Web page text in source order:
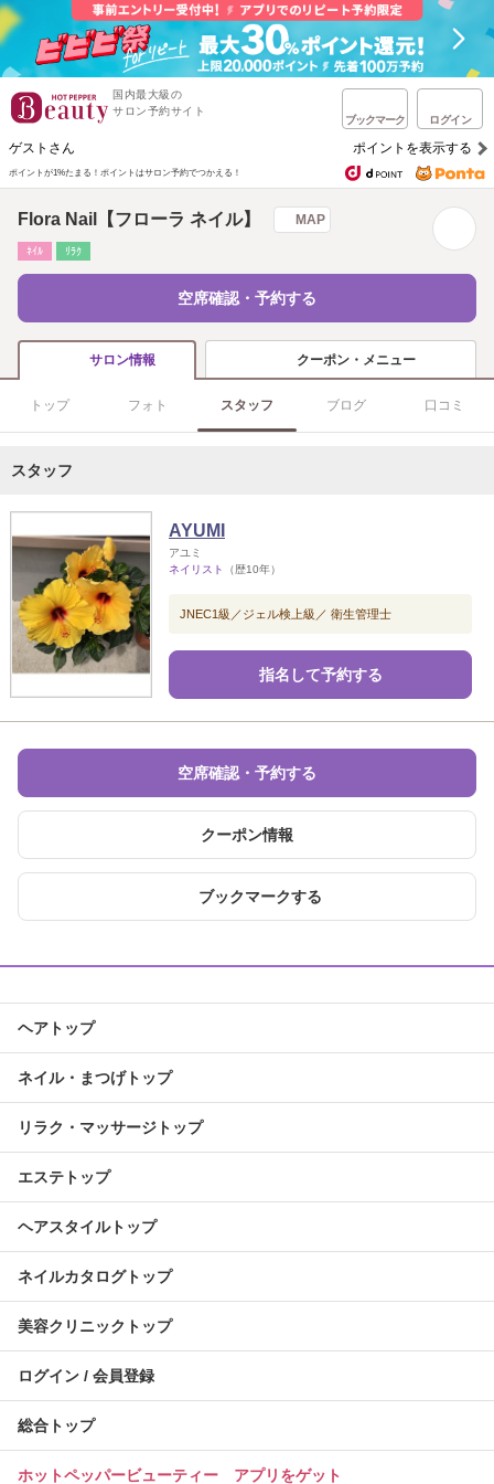
国内最大級の
サロン予約サイト
ブックマーク ログイン
ゲストさん ポイントを表示する
ポイントが1%たまる！ ポイントはサロン予約でつかえる！
Flora Nail【フローラ ネイル】 MAP
ﾈｲﾙ ﾘﾗｸ
空席確認・予約する
サロン情報 クーポン・メニュー
トップ フォト スタッフ ブログ 口コミ
スタッフ
AYUMI
アユミ
ネイリスト
（歴10年）
JNEC1級／ジェル検上級／ 衛生管理士
指名して予約する
空席確認・予約する
クーポン情報
ブックマークする
ヘアトップ
ネイル・まつげトップ
リラク・マッサージトップ
エステトップ
ヘアスタイルトップ
ネイルカタログトップ
美容クリニックトップ
ログイン / 会員登録
総合トップ
ホットペッパービューティー アプリをゲット